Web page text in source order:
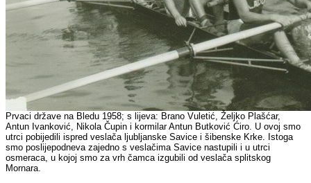
Prvaci države na Bledu 1958; s lijeva: Brano Vuletić, Željko Plašćar,
Antun Ivanković, Nikola Čupin i kormilar Antun Butković Ćiro. U ovoj smo
utrci pobijedili ispred veslača ljubljanske Savice i šibenske Krke. Istoga
smo poslijepodneva zajedno s veslačima Savice nastupili i u utrci
osmeraca, u kojoj smo za vrh čamca izgubili od veslača splitskog
Mornara.